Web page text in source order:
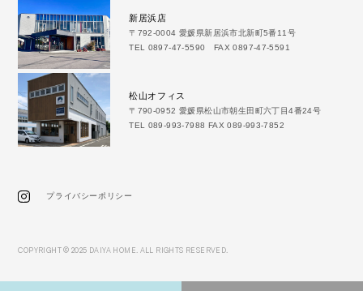
新居浜店
〒792-0004 愛媛県新居浜市北新町5番11号
TEL 0897-47-5590 FAX 0897-47-5591
松山オフィス
〒790-0952 愛媛県松山市朝生田町六丁目4番24号
TEL 089-993-7988 FAX 089-993-7852
プライバシーポリシー
COPYRIGHT © 2025 DAIYA HOME. ALL RIGHTS RESERVED.